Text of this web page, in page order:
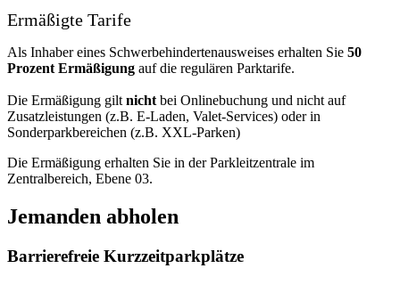
Ermäßigte Tarife
Als Inhaber eines Schwerbehindertenausweises erhalten Sie 50
Prozent Ermäßigung auf die regulären Parktarife.
Die Ermäßigung gilt nicht bei Onlinebuchung und nicht auf
Zusatzleistungen (z.B. E-Laden, Valet-Services) oder in
Sonderparkbereichen (z.B. XXL-Parken)
Die Ermäßigung erhalten Sie in der Parkleitzentrale im
Zentralbereich, Ebene 03.
Jemanden abholen
Barrierefreie Kurzzeitparkplätze